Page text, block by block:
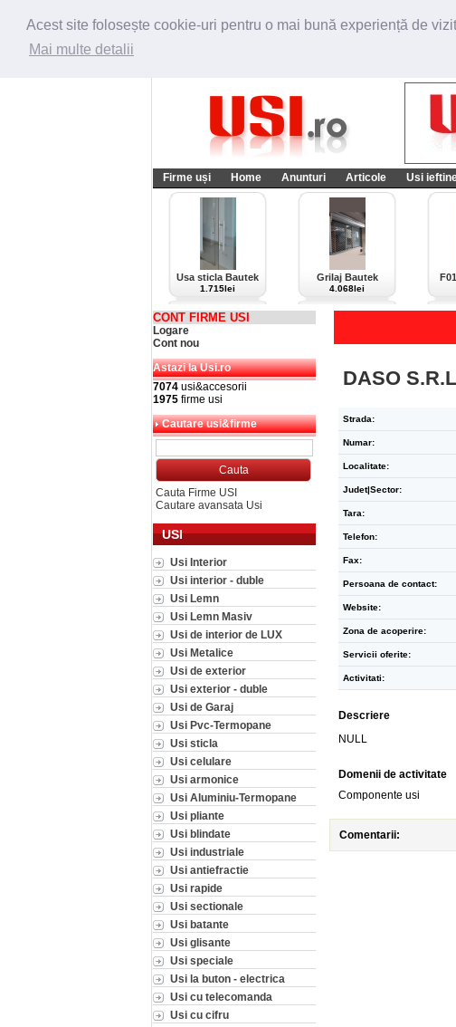
Acest site folosește cookie-uri pentru o mai bună experiență de
Mai multe detalii
Firme uși Home Anunturi Articole Usi
Usa sticla Bautek
1.715lei
Grilaj Bautek
4.068lei
CONT FIRME USI
Logare
Cont nou
Astazi la Usi.ro
7074 usi&accesorii
1975 firme usi
Cautare usi&firme
Cauta Firme USI
Cautare avansata Usi
USI
Usi Interior
Usi interior - duble
Usi Lemn
Usi Lemn Masiv
Usi de interior de LUX
Usi Metalice
Usi de exterior
Usi exterior - duble
Usi de Garaj
Usi Pvc-Termopane
Usi sticla
Usi celulare
Usi armonice
Usi Aluminiu-Termopane
Usi pliante
Usi blindate
Usi industriale
Usi antiefractie
Usi rapide
Usi sectionale
Usi batante
Usi glisante
Usi speciale
Usi la buton - electrica
Usi cu telecomanda
Usi cu cifru
DASO
Strada:
Numar:
Localitate:
Judet|Sector:
Tara:
Telefon:
Fax:
Persoana de contact:
Website:
Zona de acoperire:
Servicii oferite:
Activitati:
Descriere
NULL
Domenii de activitate
Componente usi
Comentarii: